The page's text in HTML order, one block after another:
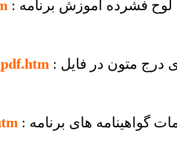
: لوح فشرده آموزش برنامه
گواهینامه های برنامه